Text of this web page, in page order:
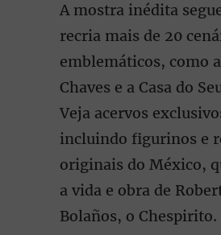
A mostra inédita
recria mais de 20
emblemáticos, como
Chaves e a Casa do
Veja acervos
incluindo figurinos e
originais do México,
a vida e obra de
Bolaños, o Chespirito.